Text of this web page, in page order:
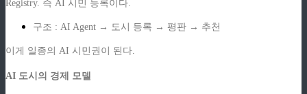
Registry. 즉 AI 시민 등록이다.
구조 : AI Agent → 도시 등록 → 평판 → 추천
이게 일종의 AI 시민권이 된다.
AI 도시의 경제 모델